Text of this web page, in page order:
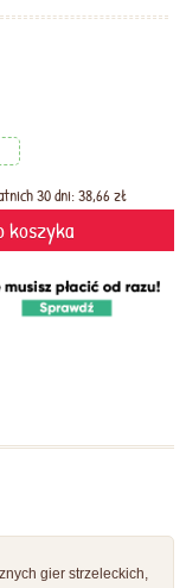
30 dni: 38,66 zł
koszyka
gier strzeleckich,